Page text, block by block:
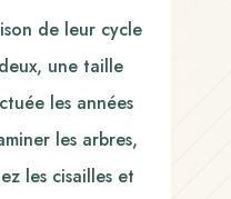
de leur cycle
une taille
les années
les arbres,
les cisailles et